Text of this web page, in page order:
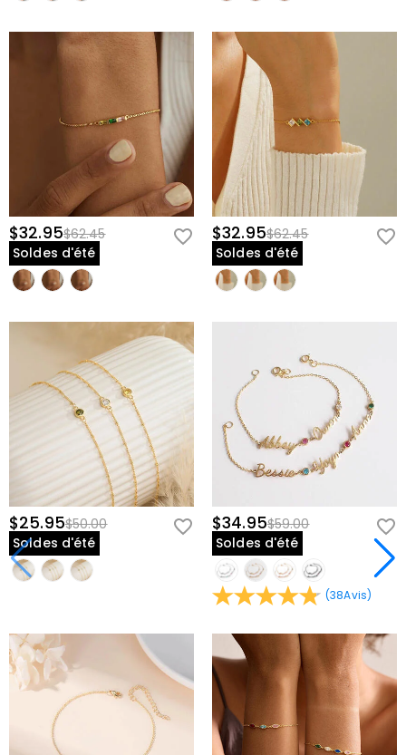
$32.95$62.45
Soldes d'été
$32.95$62.45
Soldes d'été
$25.95$50.00
Soldes d'été
$34.95$59.00
Soldes d'été
(38Avis)